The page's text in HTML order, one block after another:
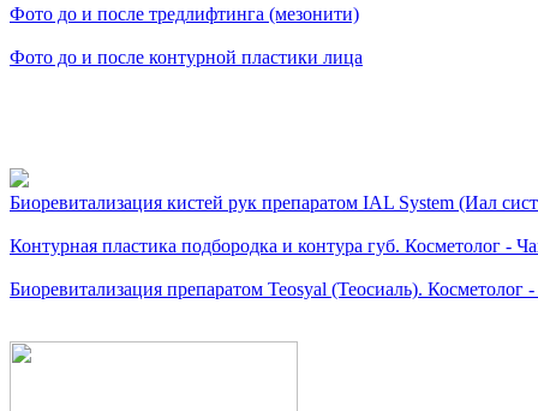
Фото до и после тредлифтинга (мезонити)
Фото до и после контурной пластики лица
Биоревитализация кистей рук препаратом IAL System (Иал
Контурная пластика подбородка и контура губ. Косметолог -
Биоревитализация препаратом Teosyal (Теосиаль).